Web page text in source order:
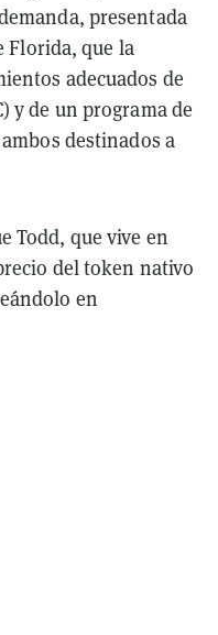
presentada
Florida, que la
adecuados de
y de un programa de
destinados a
Todd, que vive en
del token nativo
en